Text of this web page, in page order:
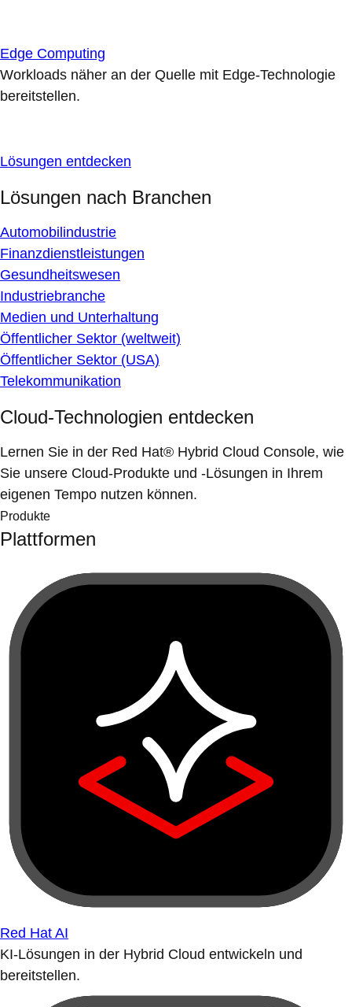
Edge Computing
Workloads näher an der Quelle mit Edge-Technologie
bereitstellen.
Lösungen entdecken
Lösungen nach Branchen
Automobilindustrie
Finanzdienstleistungen
Gesundheitswesen
Industriebranche
Medien und Unterhaltung
Öffentlicher Sektor (weltweit)
Öffentlicher Sektor (USA)
Telekommunikation
Cloud-Technologien entdecken
Lernen Sie in der Red Hat® Hybrid Cloud Console, wie
Sie unsere Cloud-Produkte und -Lösungen in Ihrem
eigenen Tempo nutzen können.
Produkte
Plattformen
Red Hat AI
KI-Lösungen in der Hybrid Cloud entwickeln und
bereitstellen.